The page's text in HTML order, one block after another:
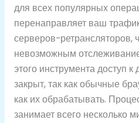
для всех популярных
перенаправляет ваш
серверов-ретрансляторов,
невозможным
этого инструмента доступ
закрыт, так как обычные
как их обрабатывать.
занимает всего несколько